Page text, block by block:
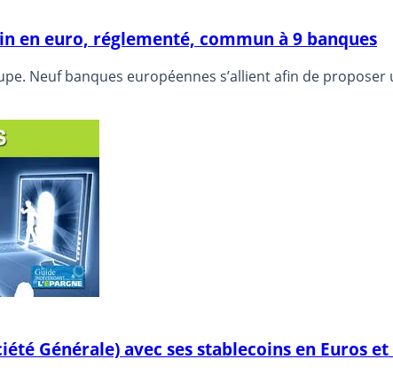
en euro, réglementé, commun à 9 banques
Neuf banques européennes s’allient afin de
Générale) avec ses stablecoins en Euros